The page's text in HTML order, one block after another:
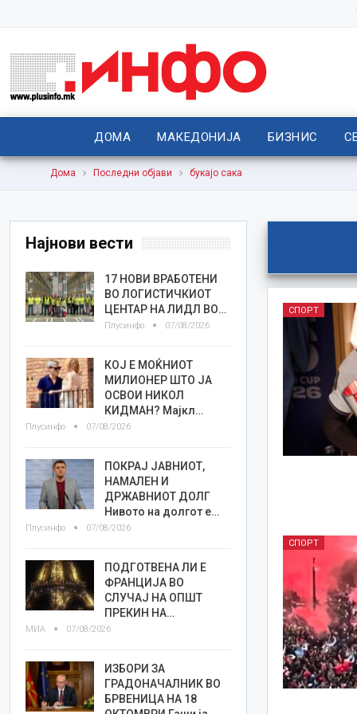
ДОМА МАКЕДОНИЈА БИЗНИС
Дома Последни објави букајо сака
СПОРТ
СПОРТ
Најнови вести
17 НОВИ ВРАБОТЕНИ
ВО ЛОГИСТИЧКИОТ
ЦЕНТАР НА ЛИДЛ ВО…
Плусинфо 07/08/2026
КОЈ Е МОЌНИОТ
МИЛИОНЕР ШТО ЈА
ОСВОИ НИКОЛ
КИДМАН? Мајкл…
Плусинфо 07/08/2026
ПОКРАЈ ЈАВНИОТ,
НАМАЛЕН И
ДРЖАВНИОТ ДОЛГ
Нивото на долгот е…
Плусинфо 07/08/2026
ПОДГОТВЕНА ЛИ Е
ФРАНЦИЈА ВО
СЛУЧАЈ НА ОПШТ
ПРЕКИН НА…
МИА 07/08/2026
ИЗБОРИ ЗА
ГРАДОНАЧАЛНИК ВО
БРВЕНИЦА НА 18